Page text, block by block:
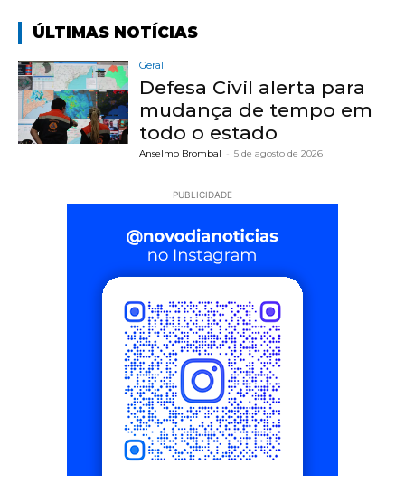
ÚLTIMAS NOTÍCIAS
Geral
Defesa Civil alerta para
mudança de tempo em
todo o estado
Anselmo Brombal - 5 de agosto de 2026
PUBLICIDADE